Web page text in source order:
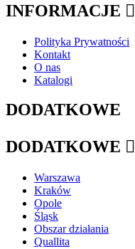
INFORMACJE 
Polityka Prywatności
Kontakt
O nas
Katalogi
DODATKOWE
DODATKOWE 
Warszawa
Kraków
Opole
Śląsk
Obszar działania
Quallita